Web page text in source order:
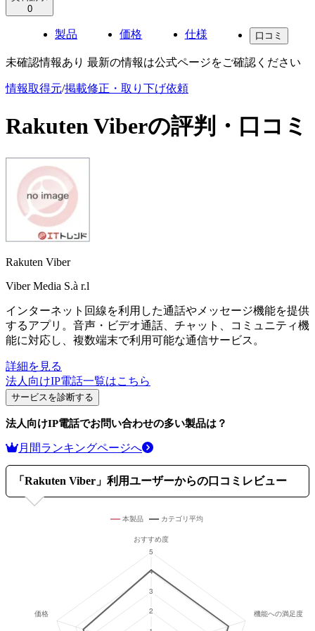
0
製品 価格 仕様 口コミ
未確認情報あり 最新の情報は公式ページをご確認ください
情報取得元/掲載修正・取り下げ依頼
Rakuten Viberの評判・口コミ
Rakuten Viber
Viber Media S.à r.l
インターネット回線を利用した通話やメッセージ機能を提供
するアプリ。音声・ビデオ通話、チャット、コミュニティ機
能に対応し、複数端末で利用可能な通信サービス。
詳細を見る
法人向けIP電話一覧はこちら
サービスを診断する
法人向けIP電話でお問い合わせの多い製品は？
月間ランキングページへ
「 Rakuten Viber 」利用ユーザーからの口コミレビュー